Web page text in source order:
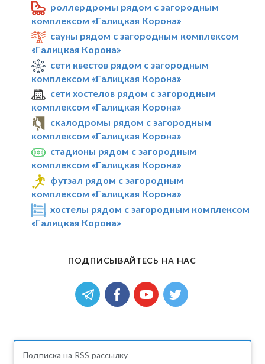
роллердромы рядом с загородным
комплексом «Галицкая Корона»
сауны рядом с загородным комплексом
«Галицкая Корона»
сети квестов рядом с загородным
комплексом «Галицкая Корона»
сети хостелов рядом с загородным
комплексом «Галицкая Корона»
скалодромы рядом с загородным
комплексом «Галицкая Корона»
стадионы рядом с загородным
комплексом «Галицкая Корона»
футзал рядом с загородным
комплексом «Галицкая Корона»
хостелы рядом с загородным комплексом
«Галицкая Корона»
ПОДПИСЫВАЙТЕСЬ НА НАС
Подписка на RSS рассылку